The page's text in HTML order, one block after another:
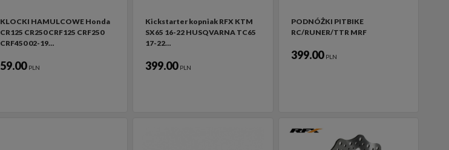
KLOCKI HAMULCOWE Honda
CR125 CR250 CRF125 CRF250
CRF450 02-19…
59.00 PLN
Kickstarter kopniak RFX KTM
SX65 16-22 HUSQVARNA TC65
17-22…
399.00 PLN
PODNÓŻKI PITBIKE
RC/RUNER/TTR MRF
399.00 PLN